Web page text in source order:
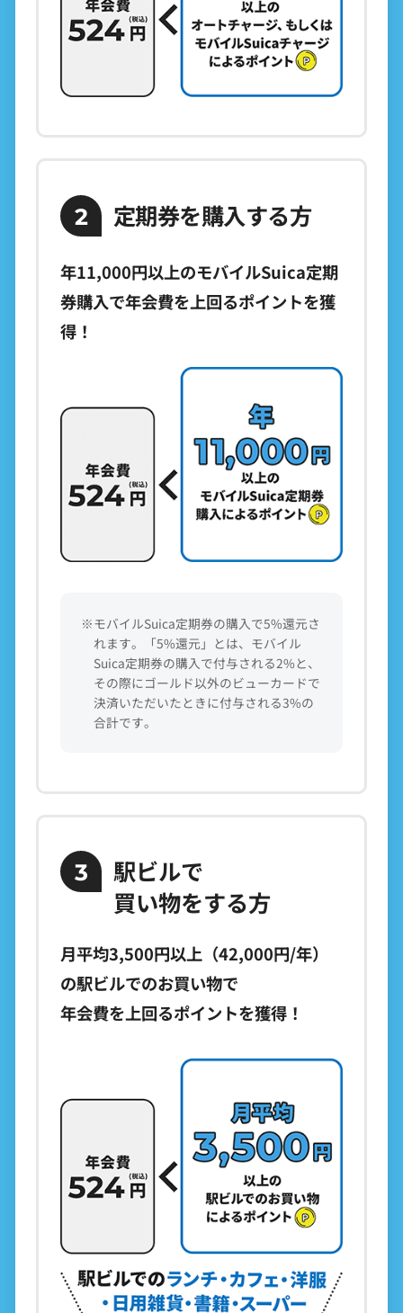
2 定期券を購入する方
年11,000円以上のモバイルSuica定期
券購入で年会費を上回るポイントを獲
得！
※モバイルSuica定期券の購入で5%還元さ
れます。「5%還元」とは、モバイル
Suica定期券の購入で付与される2%と、
その際にゴールド以外のビューカードで
決済いただいたときに付与される3%の
合計です。
3
駅ビルで
買い物をする方
月平均3,500円以上（42,000円/年）
の駅ビルでのお買い物で
年会費を上回るポイントを獲得！